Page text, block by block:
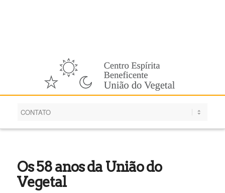
Os 58 anos da União do
Vegetal